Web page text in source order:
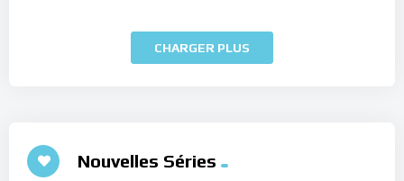
CHARGER PLUS
Nouvelles Séries